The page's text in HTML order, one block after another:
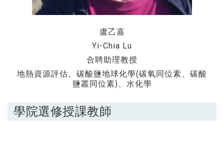
盧乙嘉
Yi-Chia Lu
合聘助理教授
地熱資源評估、碳酸鹽地球化學(碳氧同位素、碳酸
鹽叢同位素)、水化學
學院選修授課教師